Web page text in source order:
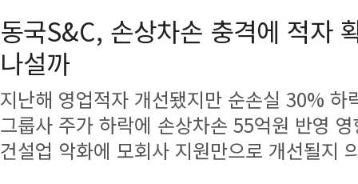
동국S&C, 손상차손 충격에 적자
나설까
지난해 영업적자 개선됐지만 순손실 30% 하
그룹사 주가 하락에 손상차손 55억원 반영
건설업 악화에 모회사 지원만으로 개선될지